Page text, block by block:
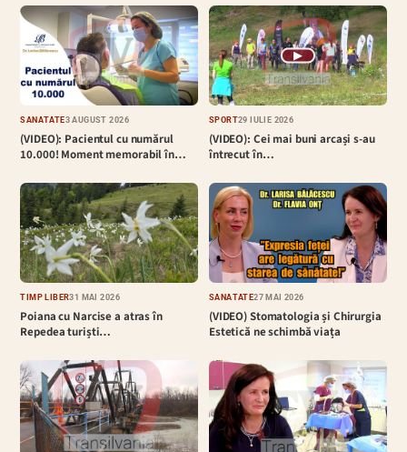
SĂNĂTATE3 AUGUST 2026
(VIDEO): Pacientul cu numărul
10.000! Moment memorabil în…
▶
SPORT29 IULIE 2026
(VIDEO): Cei mai buni arcași s-au
întrecut în…
TIMP LIBER31 MAI 2026
Poiana cu Narcise a atras în
Repedea turiști…
SĂNĂTATE27 MAI 2026
(VIDEO) Stomatologia și Chirurgia
Estetică ne schimbă viața